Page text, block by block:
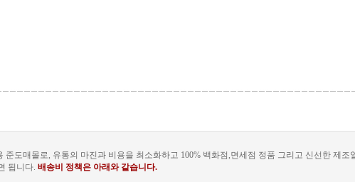
준도매몰로, 유통의 마진과 비용을 최소화하고 100% 백화점,면세점 정품 그리고 신선한 제
됩니다. 배송비 정책은 아래와 같습니다.